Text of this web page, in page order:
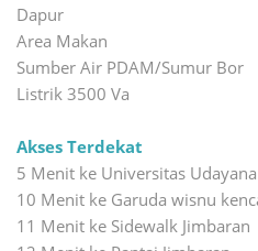
Dapur
Area Makan
Sumber Air PDAM/Sumur Bor
Listrik 3500 Va
Akses Terdekat
5 Menit ke Universitas Udayana
10 Menit ke Garuda wisnu
11 Menit ke Sidewalk Jimbaran